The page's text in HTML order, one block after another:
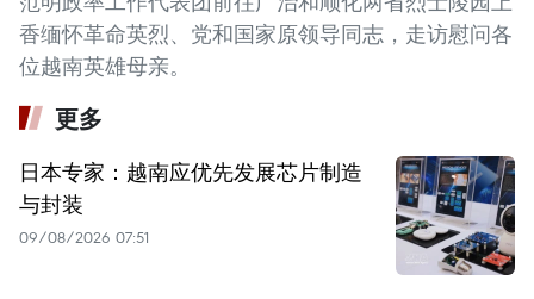
香缅怀革命英烈、党和国家原领导同志，走访慰问各
位越南英雄母亲。
更多
日本专家：越南应优先发展芯片制造
与封装
09/08/2026 07:51